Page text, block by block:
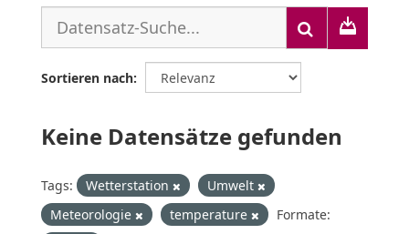
Sortieren nach
Keine Datensätze gefunden
Tags: Wetterstation
Umwelt
Meteorologie
temperature
Formate: